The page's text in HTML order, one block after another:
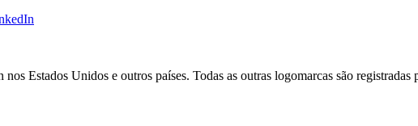
Estados Unidos e outros países. Todas as outras logomarcas são registradas